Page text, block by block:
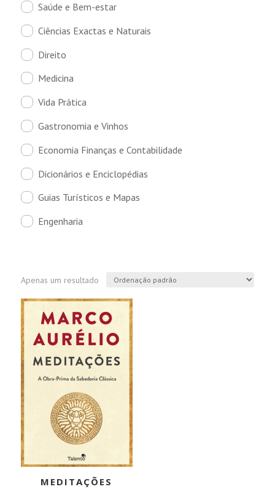
Saúde e Bem-estar
Ciências Exactas e Naturais
Direito
Medicina
Vida Prática
Gastronomia e Vinhos
Economia Finanças e Contabilidade
Dicionários e Enciclopédias
Guias Turísticos e Mapas
Engenharia
Apenas um resultado
MEDITAÇÕES